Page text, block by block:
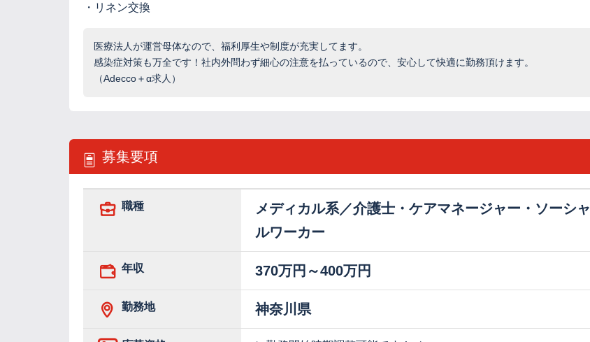
・リネン交換
医療法人が運営母体なので、福利厚生や制度が充実してます。
感染症対策も万全です！社内外問わず細心の注意を払っているので、安心して快適に勤務頂けます。
（Adecco＋α求人）
募集要項
職種
メディカル系／介護士・ケアマネージャー・ソーシャ
ルワーカー
年収 370万円～400万円
勤務地 神奈川県